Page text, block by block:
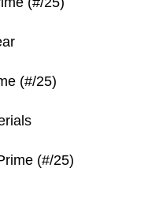
(#/25)
(#/25)